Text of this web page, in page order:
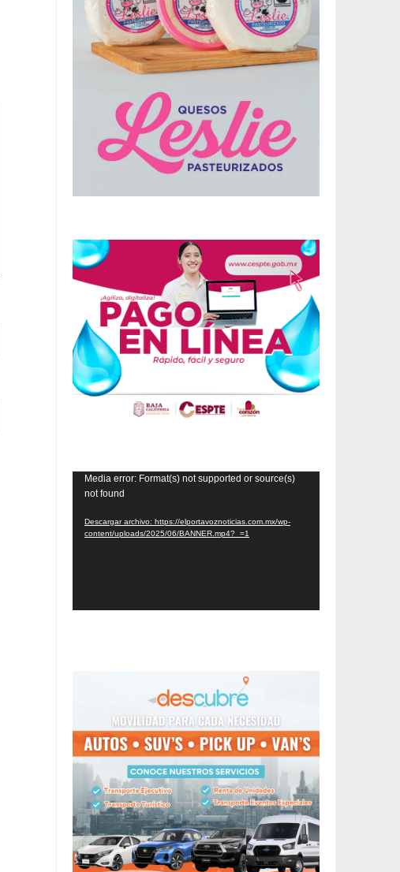
Reproductor
vídeo
Media error: Format(s) not supported or source(s)
not found
Descargar archivo: https://elportavoznoticias.com.mx/wp-
content/uploads/2025/06/BANNER.mp4?_=1